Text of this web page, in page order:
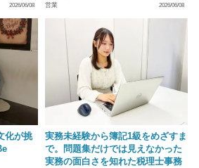
2026/06/08
営業
2026/06/08
化が挑
実務未経験から簿記1級をめざすま
で。問題集だけでは見えなかった
実務の面白さを知れた税理士事務